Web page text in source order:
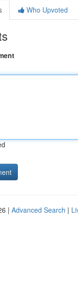
Who Upvoted
| Advanced Search |